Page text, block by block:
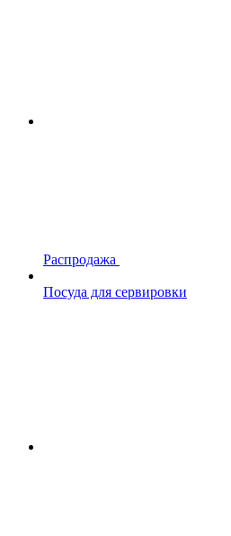
Распродажа
Посуда для сервировки